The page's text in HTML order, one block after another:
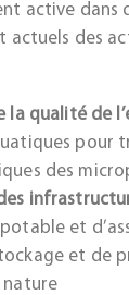
active dans
actuels des
la qualité de
pour
des
potable et
et de
nature